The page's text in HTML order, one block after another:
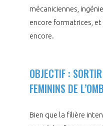
EMPLOI & FORMATION
ENVIRONNEMENT
INTERNATIONALISATION
DOCUMENTS & BROCHURES
RAPPORTS D'ACTIVITÉS
mécaniciennes,
encore formatrices, et
encore.
OBJECTIF :
FEMININS DE
Bien que la filière